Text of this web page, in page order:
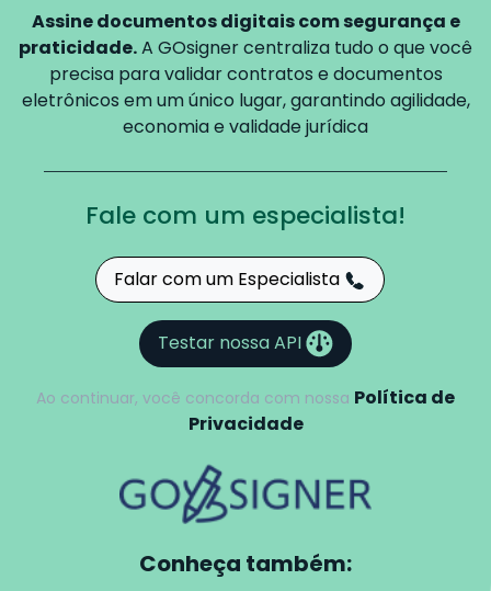
Assine documentos digitais com segurança e
praticidade.A GOsigner centraliza tudo o que você
precisa para validarcontratos e documentos
eletrônicos em um único lugar,garantindo agilidade,
economia e validade jurídica
Fale com um especialista!
Falar com um Especialista
Testar nossa API
Ao continuar, você concorda com nossa Política de
Privacidade
Conheça também: